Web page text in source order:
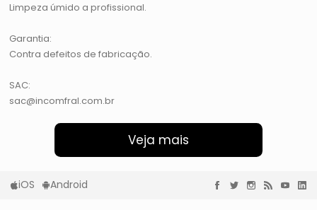
Limpeza úmido a profissional.
Garantia:
Contra defeitos de fabricação.
SAC:
sac@incomfral.com.br
Veja mais
iOS Android